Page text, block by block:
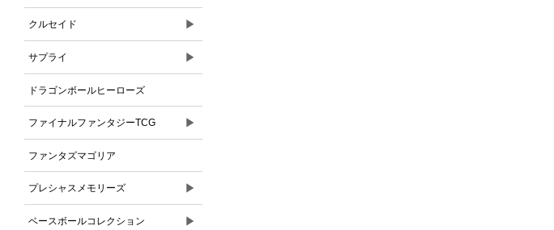
クルセイド ▶
サプライ ▶
ドラゴンボールヒーローズ
ファイナルファンタジーTCG ▶
ファンタズマゴリア
プレシャスメモリーズ ▶
ベースボールコレクション ▶